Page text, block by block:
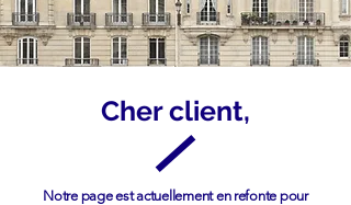
Cher client,
Notre page est actuellement en refonte pour